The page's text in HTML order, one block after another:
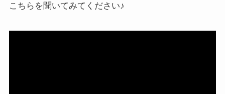
こちらを聞いてみてください♪